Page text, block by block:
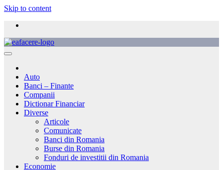
Skip to content
Auto
Banci – Finante
Companii
Dictionar Financiar
Diverse
Articole
Comunicate
Banci din Romania
Burse din Romania
Fonduri de investitii din Romania
Economie